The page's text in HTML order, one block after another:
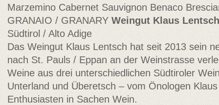
Marzemino Cabernet Sauvignon Benaco
GRANAIO / GRANARYWeingut Klaus Lentsch
Südtirol / Alto Adige
Das Weingut Klaus Lentsch hat seit 2013 sein
nach St. Pauls / Eppan an der Weinstrasse
Weine aus drei unterschiedlichen Südtiroler
Unterland und Überetsch – vom Önologen
Enthusiasten in Sachen Wein.